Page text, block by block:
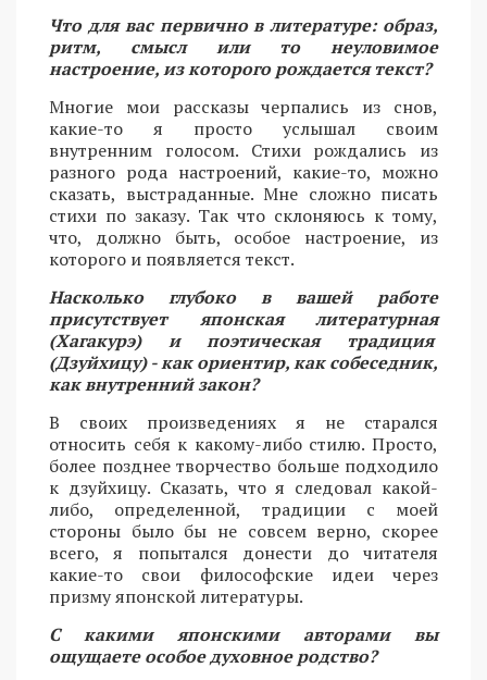
Что для вас первично в литературе: образ,
ритм, смысл или то неуловимое
настроение, из которого рождается текст?
Многие мои рассказы черпались из снов,
какие-то я просто услышал своим
внутренним голосом. Стихи рождались из
разного рода настроений, какие-то, можно
сказать, выстраданные. Мне сложно писать
стихи по заказу. Так что склоняюсь к тому,
что, должно быть, особое настроение, из
которого и появляется текст.
Насколько глубоко в вашей работе
присутствует японская литературная
(Хагакурэ) и поэтическая традиция
(Дзуйхицу) - как ориентир, как собеседник,
как внутренний закон?
В своих произведениях я не старался
относить себя к какому-либо стилю. Просто,
более позднее творчество больше подходило
к дзуйхицу. Сказать, что я следовал какой-
либо, определенной, традиции с моей
стороны было бы не совсем верно, скорее
всего, я попытался донести до читателя
какие-то свои философские идеи через
призму японской литературы.
С какими японскими авторами вы
ощущаете особое духовное родство?